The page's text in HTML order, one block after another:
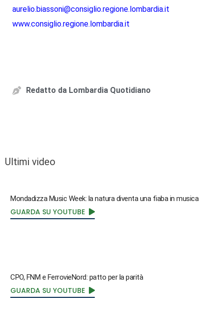
aurelio.biassoni@consiglio.regione.lombardia.it
www.consiglio.regione.lombardia.it
Redatto da Lombardia Quotidiano
Ultimi video
Mondadizza Music Week: la natura diventa una fiaba in musica
GUARDA SU YOUTUBE
CPO, FNM e FerrovieNord: patto per la parità
GUARDA SU YOUTUBE